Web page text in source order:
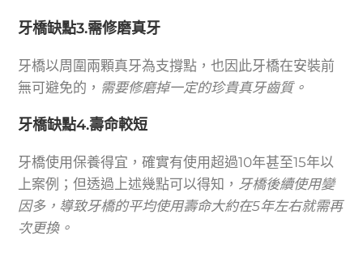
牙橋缺點3.需修磨真牙
牙橋以周圍兩顆真牙為支撐點，也因此牙橋在安裝前
無可避免的， 需要修磨掉一定的珍貴真牙齒質。
牙橋缺點4.壽命較短
牙橋使用保養得宜，確實有使用超過10年甚至15年以
上案例；但透過上述幾點可以得知， 牙橋後續使用變
因多，導致牙橋的平均使用壽命大約在5年左右就需再
次更換。